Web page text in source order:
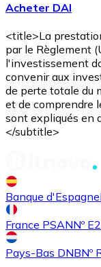
AVAX
Shiba Inu
SHIB
Acheter DAI
<title>La
par le Règlement
l'investissement
convenir aux
de perte totale du
et de comprendre
sont expliqués en
</subtitle>
Banque d'Espagne
France PSANNº
Pays-Bas DNBNº